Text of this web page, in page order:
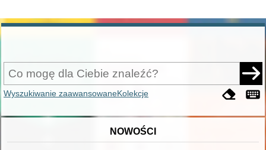
Wyszukiwanie zaawansowaneKolekcje
NOWOŚCI